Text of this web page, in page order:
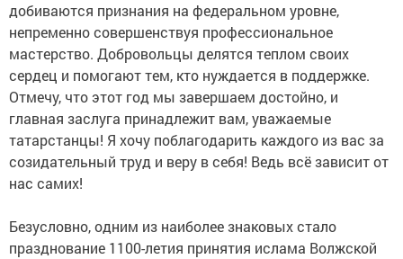
добиваются признания на федеральном уровне,
непременно совершенствуя профессиональное
мастерство. Добровольцы делятся теплом своих
сердец и помогают тем, кто нуждается в поддержке.
Отмечу, что этот год мы завершаем достойно, и
главная заслуга принадлежит вам, уважаемые
татарстанцы! Я хочу поблагодарить каждого из вас за
созидательный труд и веру в себя! Ведь всё зависит от
нас самих!
Безусловно, одним из наиболее знаковых стало
празднование 1100-летия принятия ислама Волжской